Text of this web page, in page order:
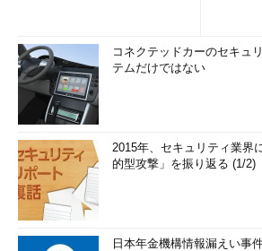
コネクテッドカーのセキュ
テムだけではない
2015年、セキュリティ業界
的型攻撃」を振り返る (1/2)
日本年金機構情報漏えい事